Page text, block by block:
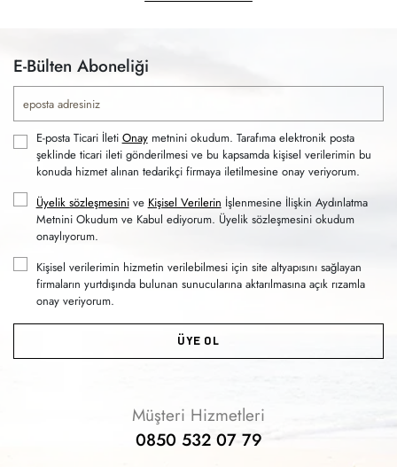
E-Bülten Aboneliği
E-posta Ticari İleti Onaymetnini okudum. Tarafıma elektronik posta
şeklinde ticari ileti gönderilmesi ve bu kapsamda kişisel verilerimin bu
konuda hizmet alınan tedarikçi firmaya iletilmesine onay veriyorum.
Üyelik sözleşmesinive Kişisel Verilerin İşlenmesine İlişkin Aydınlatma
Metnini Okudum ve Kabul ediyorum. Üyelik sözleşmesini okudum
onaylıyorum.
Kişisel verilerimin hizmetin verilebilmesi için site altyapısını sağlayan
firmaların yurtdışında bulunan sunucularına aktarılmasına açık rızamla
onay veriyorum.
ÜYE OL
Müşteri Hizmetleri
0850 532 07 79